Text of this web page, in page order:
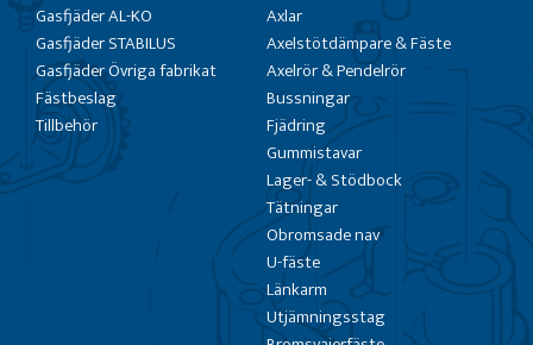
Gasfjäder AL-KO
Gasfjäder STABILUS
Gasfjäder Övriga fabrikat
Fästbeslag
Tillbehör
Axlar
Axelstötdämpare & Fäste
Axelrör & Pendelrör
Bussningar
Fjädring
Gummistavar
Lager- & Stödbock
Tätningar
Obromsade nav
U-fäste
Länkarm
Utjämningsstag